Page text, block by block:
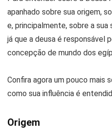
apanhado sobre sua origem,
e, principalmente, sobre a
já que a deusa é responsável
concepção de mundo dos
Confira agora um pouco mais
como sua influência é
Origem